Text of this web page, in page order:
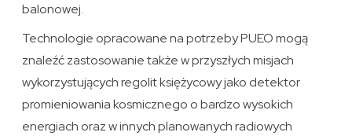
balonowej.
Technologie opracowane na potrzeby PUEO mogą
znaleźć zastosowanie także w przyszłych misjach
wykorzystujących regolit księżycowy jako detektor
promieniowania kosmicznego o bardzo wysokich
energiach oraz w innych planowanych radiowych